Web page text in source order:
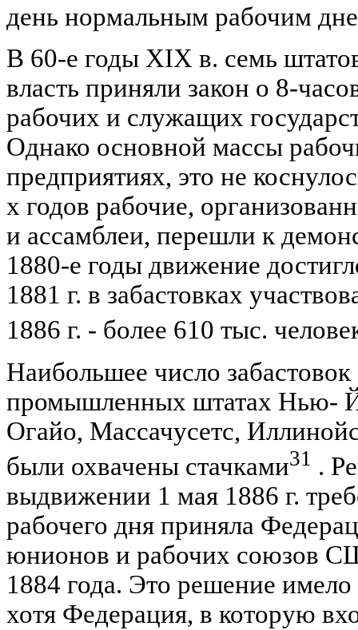
день нормальным рабочим
В 60-е годы XIX в. семь
власть приняли закон о 8-
рабочих и служащих
Однако основной массы
предприятиях, это не
х годов рабочие,
и ассамблеи, перешли к
1880-е годы движение
1881 г. в забастовках
1886 г. - более 610 тыс.
Наибольшее число
промышленных штатах Нью-
Огайо, Массачусетс,
были охвачены стачками31 .
выдвижении 1 мая 1886 г.
рабочего дня приняла
юнионов и рабочих союзов
1884 года. Это решение имело
хотя Федерация, в которую